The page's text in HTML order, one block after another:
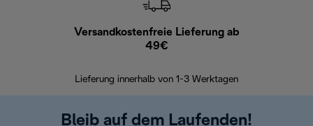
Versandkostenfreie Lieferung ab
49€
Lieferung innerhalb von 1-3 Werktagen
Bleib auf dem Laufenden!